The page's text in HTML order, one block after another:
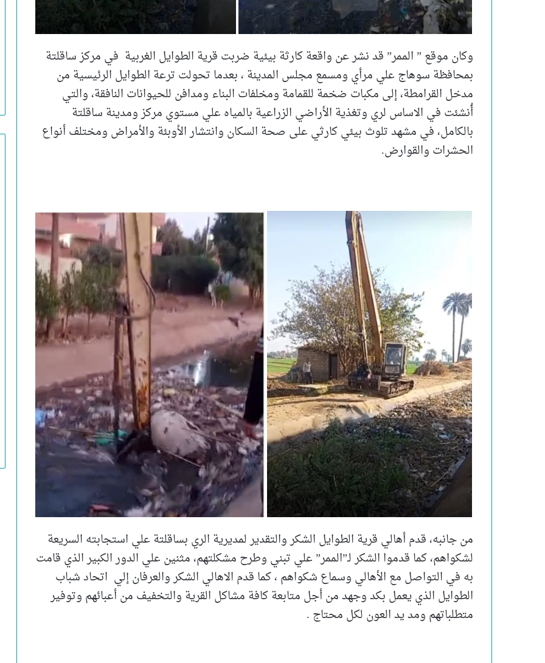
وكان موقع ” الممر” قد نشر عن واقعة كارثة بيئية ضربت قرية الطوايل الغربية في مركز ساقلتة
بمحافظة سوهاج علي مرأي ومسمع مجلس المدينة ، بعدما تحولت ترعة الطوايل الرئيسية من
مدخل القرامطة، إلى مكبات ضخمة للقمامة ومخلفات البناء ومدافن للحيوانات النافقة، والتي
أُنشئت في الاساس لري وتغذية الأراضي الزراعية بالمياه علي مستوي مركز ومدينة ساقلتة
بالكامل، في مشهد تلوث بيئي كارثي على صحة السكان وانتشار الأوبئة والأمراض ومختلف أنواع
الحشرات والقوارض.
من جانبه، قدم أهالي قرية الطوايل الشكر والتقدير لمديرية الري بساقلتة علي استجابته السريعة
لشكواهم، كما قدموا الشكر لـ”الممر” علي تبني وطرح مشكلتهم، مثنين علي الدور الكبير الذي قامت
به في التواصل مع الأهالي وسماع شكواهم ، كما قدم الاهالي الشكر والعرفان إلي اتحاد شباب
الطوايل الذي يعمل بكد وجهد من أجل متابعة كافة مشاكل القرية والتخفيف من أعبائهم وتوفير
متطلباتهم ومد يد العون لكل محتاج .